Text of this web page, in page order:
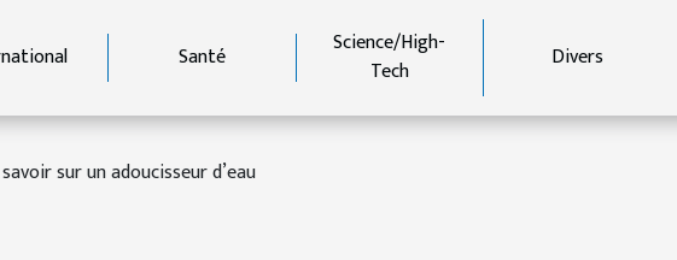
Santé
Science/High-
Tech
Divers
sur un adoucisseur d’eau